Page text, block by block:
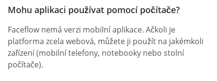
Mohu aplikaci používat pomocí počítače?
Faceflow nemá verzi mobilní aplikace. Ačkoli je
platforma zcela webová, můžete ji použít na jakémkoli
zařízení (mobilní telefony, notebooky nebo stolní
počítače).